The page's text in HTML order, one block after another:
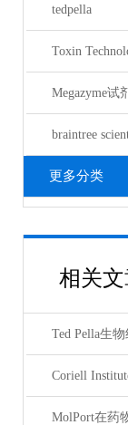
tedpella
Toxin
Megazyme试
braintree
更多分类
相关
MolPort在药